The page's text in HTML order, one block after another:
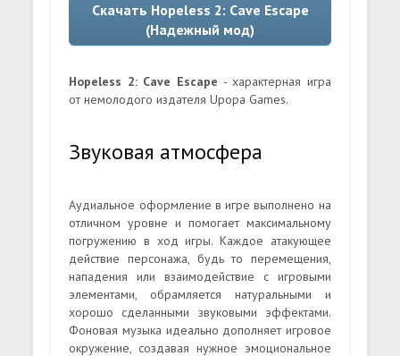
Скачать Hopeless 2: Cave Escape
(Надежный мод)
Hopeless 2: Cave Escape - характерная игра
от немолодого издателя Upopa Games.
Звуковая атмосфера
Аудиальное оформление в игре выполнено на
отличном уровне и помогает максимальному
погружению в ход игры. Каждое атакующее
действие персонажа, будь то перемещения,
нападения или взаимодействие с игровыми
элементами, обрамляется натуральными и
хорошо сделанными звуковыми эффектами.
Фоновая музыка идеально дополняет игровое
окружение, создавая нужное эмоциональное